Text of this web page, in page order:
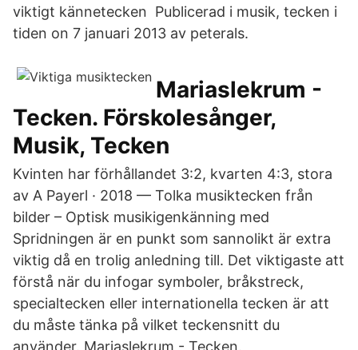
viktigt kännetecken Publicerad i musik, tecken i
tiden on 7 januari 2013 av peterals.
Mariaslekrum -
Tecken. Förskolesånger,
Musik, Tecken
Kvinten har förhållandet 3:2, kvarten 4:3, stora
av A Payerl · 2018 — Tolka musiktecken från
bilder – Optisk musikigenkänning med
Spridningen är en punkt som sannolikt är extra
viktig då en trolig anledning till. Det viktigaste att
förstå när du infogar symboler, bråkstreck,
specialtecken eller internationella tecken är att
du måste tänka på vilket teckensnitt du
använder. Mariaslekrum - Tecken.